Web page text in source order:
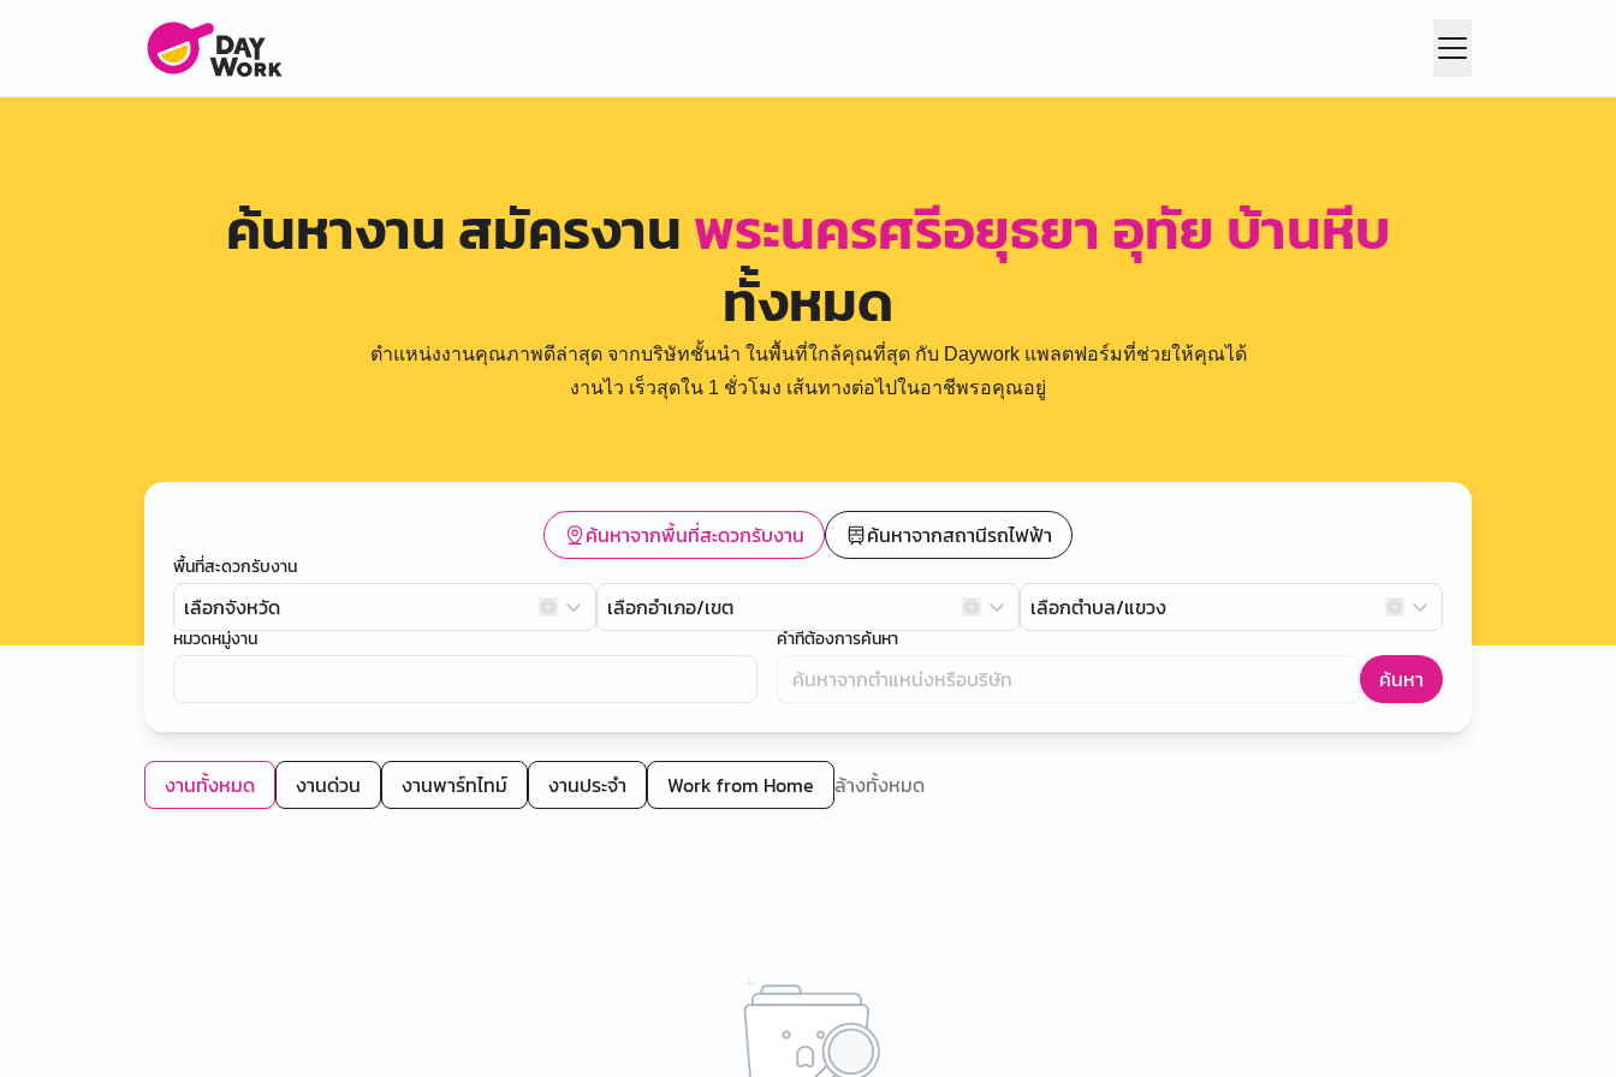
ค้นหางาน สมัครงานพระนครศรีอยุธยา อุทัย บ้านหีบ
ทั้งหมด
ตำแหน่งงานคุณภาพดีล่าสุด จากบริษัทชั้นนำ ในพื้นที่ใกล้คุณที่สุด กับ Daywork แพลตฟอร์มที่ช่วยให้คุณได้
งานไว เร็วสุดใน 1 ชั่วโมง เส้นทางต่อไปในอาชีพรอคุณอยู่
ค้นหาจากพื้นที่สะดวกรับงาน ค้นหาจากสถานีรถไฟฟ้า
พื้นที่สะดวกรับงาน
เลือกจังหวัด เลือกอำเภอ/เขต เลือกตำบล/แขวง
หมวดหมู่งาน คำที่ต้องการค้นหา
ค้นหา
งานทั้งหมด งานด่วน งานพาร์ทไทม์ งานประจำ Work from Home ล้างทั้งหมด